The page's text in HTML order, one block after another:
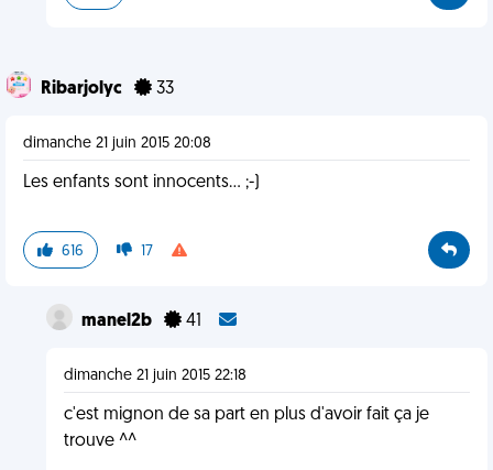
Ribarjolyc 33
dimanche 21 juin 2015 20:08
Les enfants sont innocents... ;-)
616 17
manel2b 41
dimanche 21 juin 2015 22:18
c'est mignon de sa part en plus d'avoir fait ça je
trouve ^^